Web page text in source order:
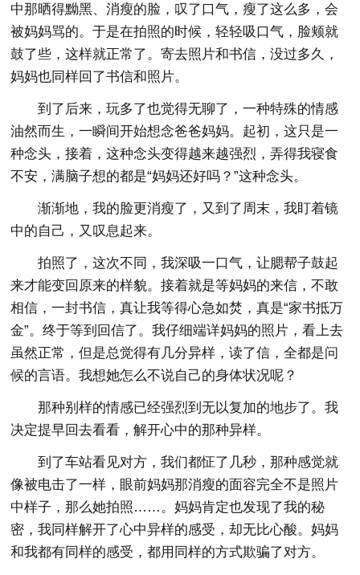
中那晒得黝黑、消瘦的脸，叹了口气，瘦了这么多，会
被妈妈骂的。于是在拍照的时候，轻轻吸口气，脸颊就
鼓了些，这样就正常了。寄去照片和书信，没过多久，
妈妈也同样回了书信和照片。
到了后来，玩多了也觉得无聊了，一种特殊的情感
油然而生，一瞬间开始想念爸爸妈妈。起初，这只是一
种念头，接着，这种念头变得越来越强烈，弄得我寝食
不安，满脑子想的都是“妈妈还好吗？”这种念头。
渐渐地，我的脸更消瘦了，又到了周末，我盯着镜
中的自己，又叹息起来。
拍照了，这次不同，我深吸一口气，让腮帮子鼓起
来才能变回原来的样貌。接着就是等妈妈的来信，不敢
相信，一封书信，真让我等得心急如焚，真是“家书抵万
金”。终于等到回信了。我仔细端详妈妈的照片，看上去
虽然正常，但是总觉得有几分异样，读了信，全都是问
候的言语。我想她怎么不说自己的身体状况呢？
那种别样的情感已经强烈到无以复加的地步了。我
决定提早回去看看，解开心中的那种异样。
到了车站看见对方，我们都怔了几秒，那种感觉就
像被电击了一样，眼前妈妈那消瘦的面容完全不是照片
中样子，那么她拍照……。妈妈肯定也发现了我的秘
密，我同样解开了心中异样的感受，却无比心酸。妈妈
和我都有同样的感受，都用同样的方式欺骗了对方。